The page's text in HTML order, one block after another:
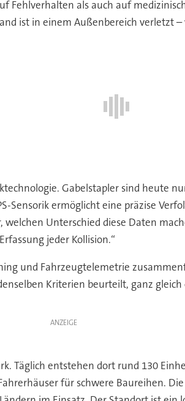
Fehlverhalten als auch auf
ist in einem Außenbereich verletzt
Gabelstapler sind heute
Sensorik ermöglicht eine präzise
Unterschied diese Daten
jeder Kollision.“
und Fahrzeugtelemetrie
Kriterien beurteilt, ganz gleich
ANZEIGE
Täglich entstehen dort rund 130
für schwere Baureihen. Die